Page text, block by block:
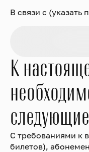
В связи с (указать
К
С требованиями к
билетов),